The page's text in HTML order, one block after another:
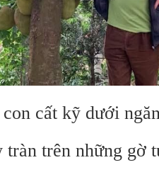
cất kỹ dưới
tràn trên những gờ